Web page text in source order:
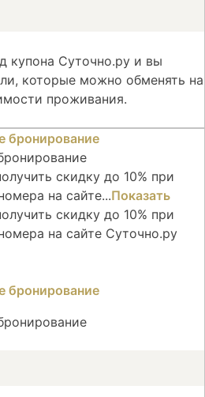
купона Суточно.ру и вы
которые можно обменять на
проживания.
скидку до 10% при
на сайте...Показать
скидку до 10% при
на сайте Суточно.ру